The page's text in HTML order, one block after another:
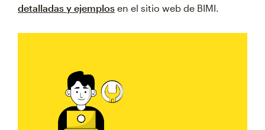
detalladas y ejemplos en el sitio web de BIMI.